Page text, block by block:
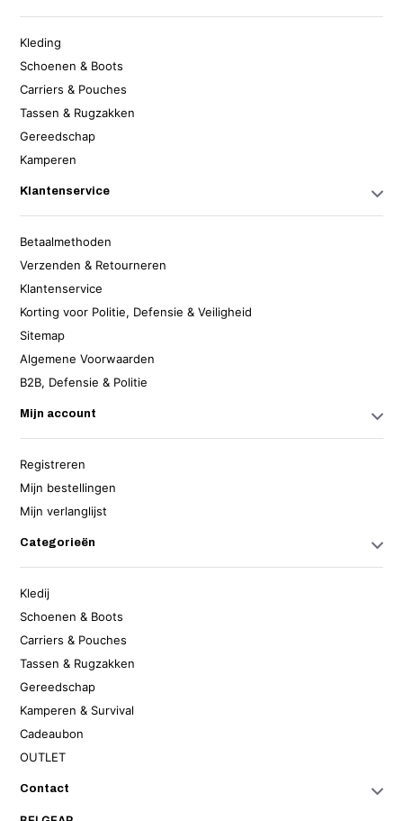
Kleding
Schoenen & Boots
Carriers & Pouches
Tassen & Rugzakken
Gereedschap
Kamperen
Klantenservice
Betaalmethoden
Verzenden & Retourneren
Klantenservice
Korting voor Politie, Defensie & Veiligheid
Sitemap
Algemene Voorwaarden
B2B, Defensie & Politie
Mijn account
Registreren
Mijn bestellingen
Mijn verlanglijst
Categorieën
Kledij
Schoenen & Boots
Carriers & Pouches
Tassen & Rugzakken
Gereedschap
Kamperen & Survival
Cadeaubon
OUTLET
Contact